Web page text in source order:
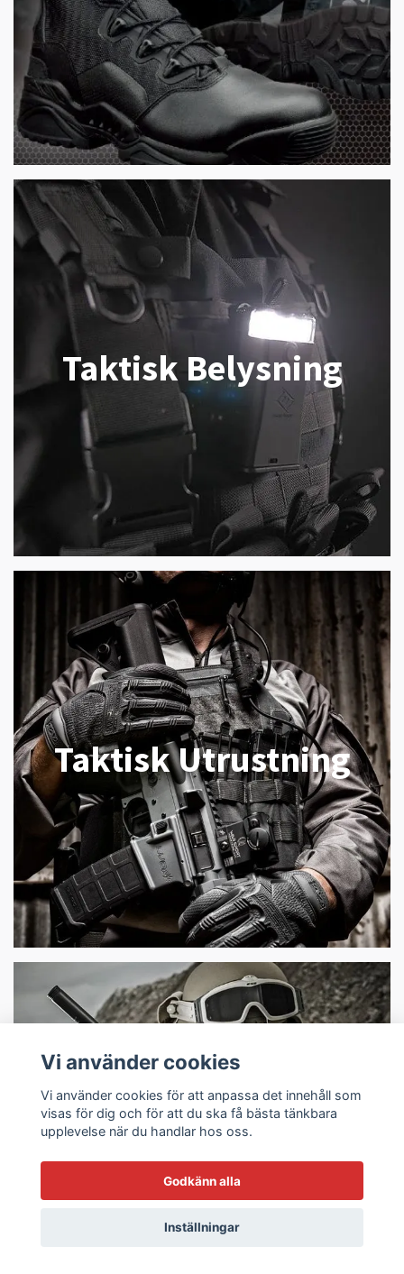
Taktisk Belysning
Taktisk Utrustning
Batonger
Vi använder cookies
Vi använder cookies för att anpassa det innehåll som
visas för dig och för att du ska få bästa tänkbara
upplevelse när du handlar hos oss.
Godkänn alla
Inställningar